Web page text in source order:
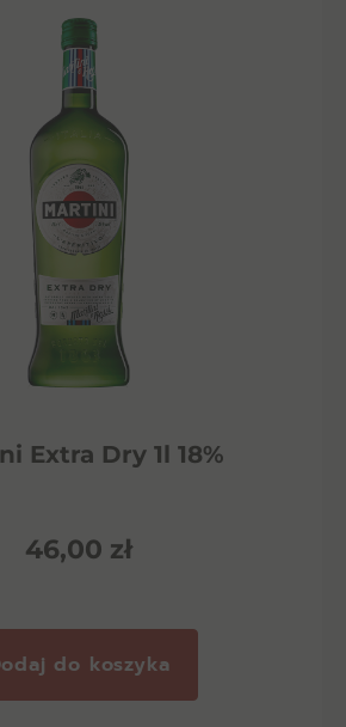
Extra Dry 1l 18%
46,00 zł
do koszyka